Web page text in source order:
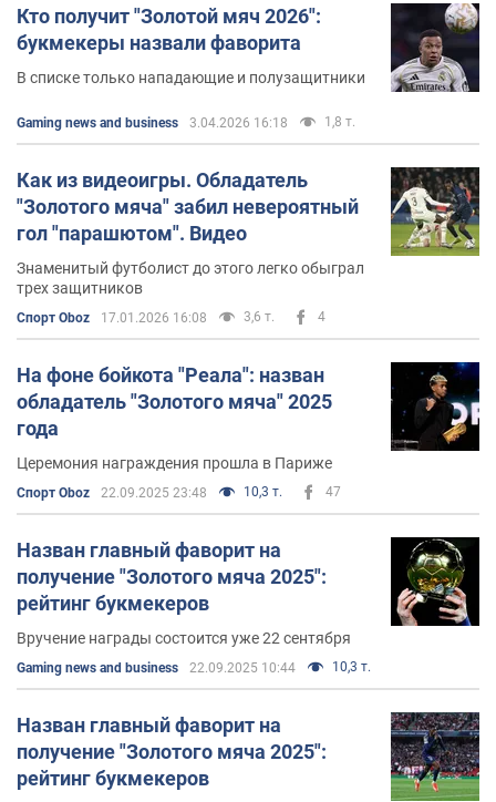
Кто получит "Золотой мяч 2026":
букмекеры назвали фаворита
В списке только нападающие и полузащитники
Gaming news and business 3.04.2026 16:18 1,8 т.
Как из видеоигры. Обладатель
"Золотого мяча" забил невероятный
гол "парашютом". Видео
Знаменитый футболист до этого легко обыграл
трех защитников
Спорт Oboz 17.01.2026 16:08 3,6 т. 4
На фоне бойкота "Реала": назван
обладатель "Золотого мяча" 2025
года
Церемония награждения прошла в Париже
Спорт Oboz 22.09.2025 23:48 10,3 т. 47
Назван главный фаворит на
получение "Золотого мяча 2025":
рейтинг букмекеров
Вручение награды состоится уже 22 сентября
Gaming news and business 22.09.2025 10:44 10,3 т.
Назван главный фаворит на
получение "Золотого мяча 2025":
рейтинг букмекеров